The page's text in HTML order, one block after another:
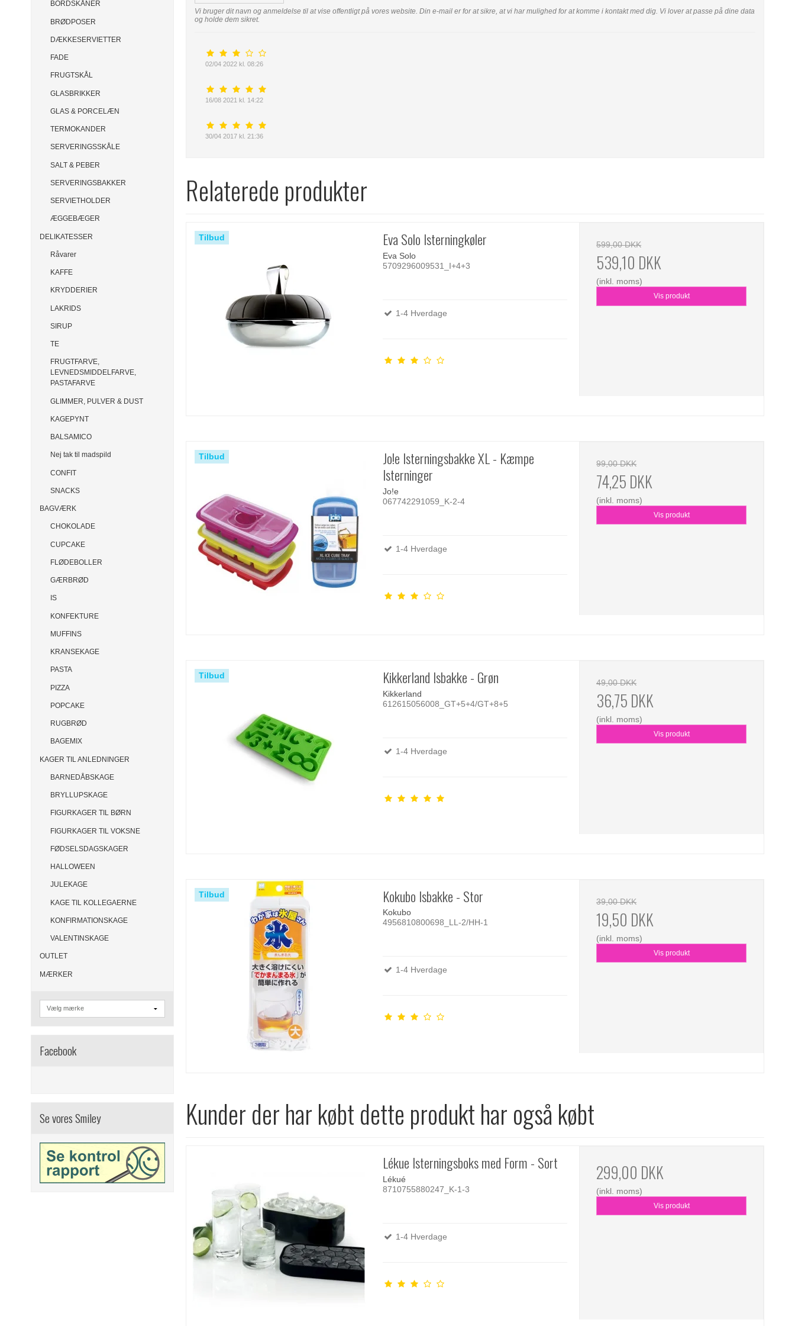
BORDSKÅNER
BRØDPOSER
DÆKKESERVIETTER
FADE
FRUGTSKÅL
GLASBRIKKER
GLAS & PORCELÆN
TERMOKANDER
SERVERINGSSKÅLE
SALT & PEBER
SERVERINGSBAKKER
SERVIETHOLDER
ÆGGEBÆGER
DELIKATESSER
Råvarer
KAFFE
KRYDDERIER
LAKRIDS
SIRUP
TE
FRUGTFARVE,
LEVNEDSMIDDELFARVE,
PASTAFARVE
GLIMMER, PULVER & DUST
KAGEPYNT
BALSAMICO
Nej tak til madspild
CONFIT
SNACKS
BAGVÆRK
CHOKOLADE
CUPCAKE
FLØDEBOLLER
GÆRBRØD
IS
KONFEKTURE
MUFFINS
KRANSEKAGE
PASTA
PIZZA
POPCAKE
RUGBRØD
BAGEMIX
KAGER TIL ANLEDNINGER
BARNEDÅBSKAGE
BRYLLUPSKAGE
FIGURKAGER TIL BØRN
FIGURKAGER TIL VOKSNE
FØDSELSDAGSKAGER
HALLOWEEN
JULEKAGE
KAGE TIL KOLLEGAERNE
KONFIRMATIONSKAGE
VALENTINSKAGE
OUTLET
MÆRKER
Facebook
Se vores Smiley
Vi bruger dit navn og anmeldelse til at vise offentligt på vores website. Din e-mail er for at sikre, at vi har mulighed for at komme i kontakt med dig. Vi lover at passe på dine data
og holde dem sikret.
02/04 2022 kl. 08:26
16/08 2021 kl. 14:22
30/04 2017 kl. 21:36
Relaterede produkter
Tilbud Eva Solo Isterningkøler
Eva Solo
5709296009531_I+4+3
1-4 Hverdage
599,00 DKK
539,10 DKK
(inkl. moms)
Vis produkt
Tilbud
Jo!e Isterningsbakke XL - Kæmpe
Isterninger
Jo!e
067742291059_K-2-4
1-4 Hverdage
99,00 DKK
74,25 DKK
(inkl. moms)
Vis produkt
Tilbud Kikkerland Isbakke - Grøn
Kikkerland
612615056008_GT+5+4/GT+8+5
1-4 Hverdage
49,00 DKK
36,75 DKK
(inkl. moms)
Vis produkt
Tilbud Kokubo Isbakke - Stor
Kokubo
4956810800698_LL-2/HH-1
1-4 Hverdage
39,00 DKK
19,50 DKK
(inkl. moms)
Vis produkt
Kunder der har købt dette produkt har også købt
Lékue Isterningsboks med Form - Sort
Lékué
8710755880247_K-1-3
1-4 Hverdage
299,00 DKK
(inkl. moms)
Vis produkt